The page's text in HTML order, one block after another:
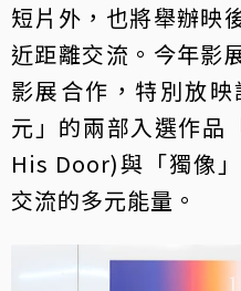
短片外，也將舉辦映
近距離交流。今年影
影展合作，特別放
元」的兩部入選作品
His Door)與「獨像
交流的多元能量。